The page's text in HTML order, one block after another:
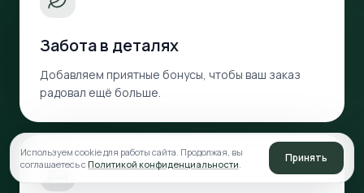
Забота в деталях
Добавляем приятные бонусы, чтобы ваш заказ
радовал ещё больше.
Используем cookie для работы сайта. Продолжая, вы
соглашаетесь с Политикой конфиденциальности. Принять